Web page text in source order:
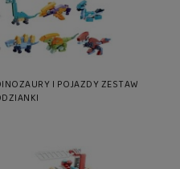
I POJAZDY ZESTAW